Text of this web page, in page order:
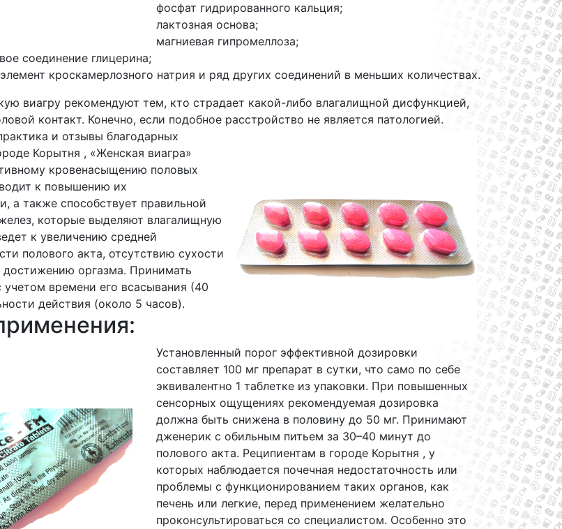
фосфат гидрированного кальция;
лактозная основа;
магниевая гипромеллоза;
соединение глицерина;
кроскамерлозного натрия и ряд других соединений в меньших количествах.
виагру рекомендуют тем, кто страдает какой-либо влагалищной дисфункцией,
контакт. Конечно, если подобное расстройство не является патологией.
и отзывы благодарных
Корытня , «Женская виагра»
кровенасыщению половых
к повышению их
а также способствует правильной
которые выделяют влагалищную
к увеличению средней
полового акта, отсутствию сухости
достижению оргазма. Принимать
учетом времени его всасывания (40
действия (около 5 часов).
Установленный порог эффективной дозировки
составляет 100 мг препарат в сутки, что само по себе
эквивалентно 1 таблетке из упаковки. При повышенных
сенсорных ощущениях рекомендуемая дозировка
должна быть снижена в половину до 50 мг. Принимают
дженерик с обильным питьем за 30–40 минут до
полового акта. Реципиентам в городе Корытня , у
которых наблюдается почечная недостаточность или
проблемы с функционированием таких органов, как
печень или легкие, перед применением желательно
проконсультироваться со специалистом. Особенно это